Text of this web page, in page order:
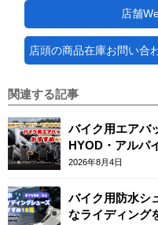
店舗
店頭の商品在庫お問い合
関連する記事
バイク用エアバ
HYOD・アルパ
2026年8月4日
バイク用防水シ
なライディング